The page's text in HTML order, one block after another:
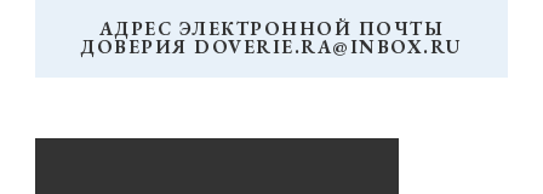
АДРЕС ЭЛЕКТРОННОЙ ПОЧТЫ
ДОВЕРИЯ DOVERIE.RA@INBOX.RU